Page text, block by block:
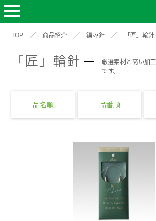
TOP ／ 商品紹介 ／ 編み針 ／ 「匠」輪針
「匠」輪針
厳選素材と高い加
です。
品名順 品番順